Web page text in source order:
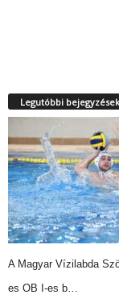
Legutóbbi bejegyzések
A Magyar Vízilabda
es OB I-es b…